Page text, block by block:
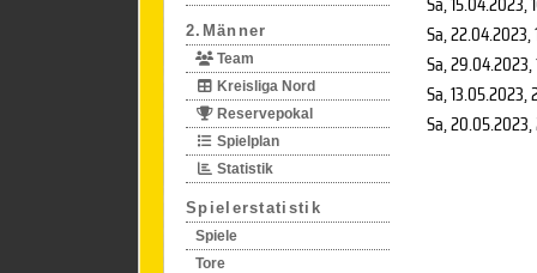
2.Männer
Team
Kreisliga Nord
Reservepokal
Spielplan
Statistik
Spielerstatistik
Spiele
Tore
Sa, 22.04.2023,
Sa, 29.04.2023,
Sa, 13.05.2023,
Sa, 20.05.2023,